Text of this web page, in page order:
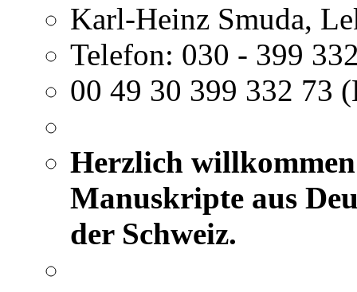
Karl-Heinz Smuda,
Telefon: 030 - 399
00 49 30 399 332 73
Herzlich
Manuskripte aus
der Schweiz.